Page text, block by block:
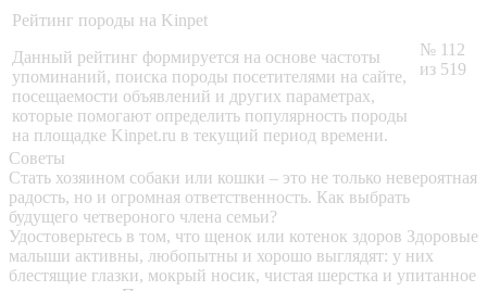
Рейтинг породы на Kinpet
Данный рейтинг формируется на основе частоты
упоминаний, поиска породы посетителями на сайте,
посещаемости объявлений и других параметрах,
которые помогают определить популярность породы
на площадке Kinpet.ru в текущий период времени.
№ 112
из 519
Советы
Стать хозяином собаки или кошки – это не только невероятная
радость, но и огромная ответственность. Как выбрать
будущего четвероного члена семьи?
Удостоверьтесь в том, что щенок или котенок здоров Здоровые
малыши активны, любопытны и хорошо выглядят: у них
блестящие глазки, мокрый носик, чистая шерстка и упитанное